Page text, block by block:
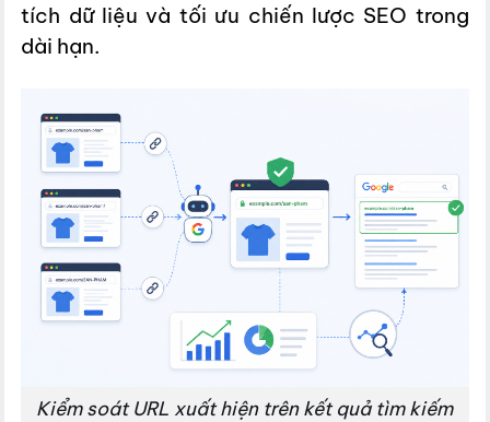
tích dữ liệu và tối ưu chiến lược SEO trong
dài hạn.
Kiểm soát URL xuất hiện trên kết quả tìm kiếm